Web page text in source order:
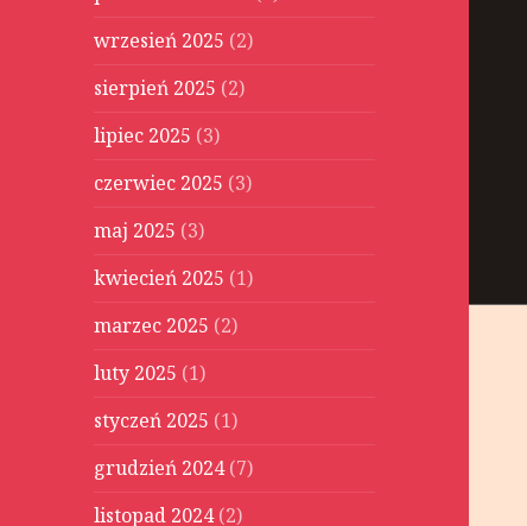
wrzesień 2025 (2)
sierpień 2025 (2)
lipiec 2025 (3)
czerwiec 2025 (3)
maj 2025 (3)
kwiecień 2025 (1)
marzec 2025 (2)
luty 2025 (1)
styczeń 2025 (1)
grudzień 2024(7)
listopad 2024(2)